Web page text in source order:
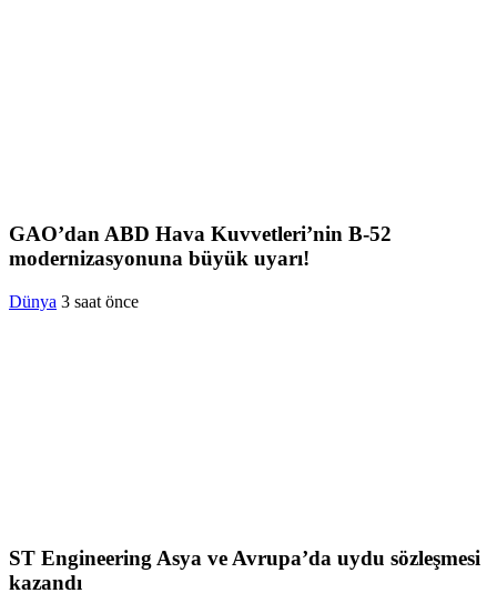
GAO’dan ABD Hava Kuvvetleri’nin B-52
modernizasyonuna büyük uyarı!
Dünya 3 saat önce
ST Engineering Asya ve Avrupa’da uydu sözleşmesi
kazandı